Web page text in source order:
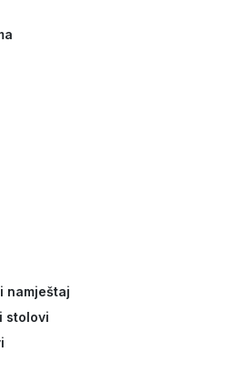
namještaj
stolovi